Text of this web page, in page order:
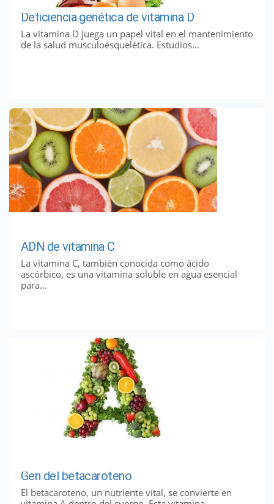
Deficiencia genética de vitamina D
La vitamina D juega un papel vital en el mantenimiento
de la salud musculoesquelética. Estudios...
ADN de vitamina C
La vitamina C, también conocida como ácido
ascórbico, es una vitamina soluble en agua esencial
para...
Gen del betacaroteno
El betacaroteno, un nutriente vital, se convierte en